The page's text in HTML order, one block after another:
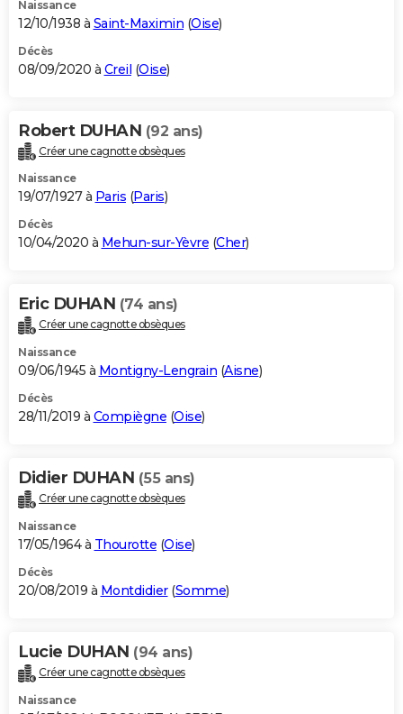
Naissance
12/10/1938 à Saint-Maximin (Oise)
Décès
08/09/2020 à Creil (Oise)
Robert DUHAN (92 ans)
Créer une cagnotte obsèques
Naissance
19/07/1927 à Paris (Paris)
Décès
10/04/2020 à Mehun-sur-Yèvre (Cher)
Eric DUHAN (74 ans)
Créer une cagnotte obsèques
Naissance
09/06/1945 à Montigny-Lengrain (Aisne)
Décès
28/11/2019 à Compiègne (Oise)
Didier DUHAN (55 ans)
Créer une cagnotte obsèques
Naissance
17/05/1964 à Thourotte (Oise)
Décès
20/08/2019 à Montdidier(Somme)
Lucie DUHAN (94 ans)
Créer une cagnotte obsèques
Naissance